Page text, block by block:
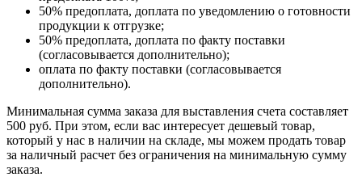
50% предоплата, доплата по уведомлению о готовности
продукции к отгрузке;
50% предоплата, доплата по факту поставки
(согласовывается дополнительно);
оплата по факту поставки (согласовывается
дополнительно).
Минимальная сумма заказа для выставления счета составляет
500 руб. При этом, если вас интересует дешевый товар,
который у нас в наличии на складе, мы можем продать товар
за наличный расчет без ограничения на минимальную сумму
заказа.